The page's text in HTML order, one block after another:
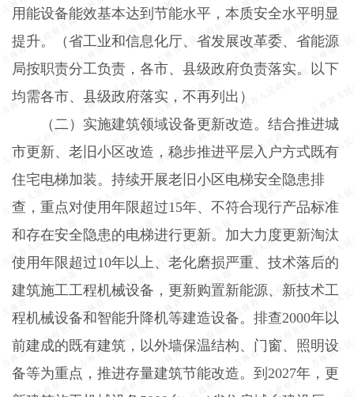
用能设备能效基本达到节能水平，本质安全水平明显
提升。（省工业和信息化厅、省发展改革委、省能源
局按职责分工负责，各市、县级政府负责落实。以下
均需各市、县级政府落实，不再列出）
（二）实施建筑领域设备更新改造。 结合推进城
市更新、老旧小区改造，稳步推进平层入户方式既有
住宅电梯加装。持续开展老旧小区电梯安全隐患排
查，重点对使用年限超过15年、不符合现行产品标准
和存在安全隐患的电梯进行更新。加大力度更新淘汰
使用年限超过10年以上、老化磨损严重、技术落后的
建筑施工工程机械设备，更新购置新能源、新技术工
程机械设备和智能升降机等建造设备。排查2000年以
前建成的既有建筑，以外墙保温结构、门窗、照明设
备等为重点，推进存量建筑节能改造。到 2027年，更